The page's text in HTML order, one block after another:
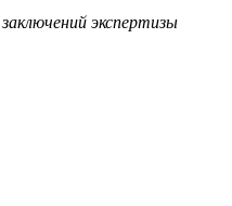
экспертизы